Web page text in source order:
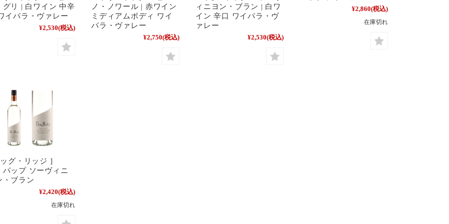
グリ | 白ワイン 中辛
イパラ・ヴァレー
¥2,530(税込)
ノ・ノワール | 赤ワイン
ミディアムボディ ワイ
パラ・ヴァレー
¥2,750(税込)
ィニヨン・ブラン | 白ワ
イン 辛口 ワイパラ・ヴ
ァレー
¥2,530(税込)
¥2,860(税込)
在庫切れ
グ・リッジ ]
パップ ソーヴィニ
・ブラン
¥2,420(税込)
在庫切れ